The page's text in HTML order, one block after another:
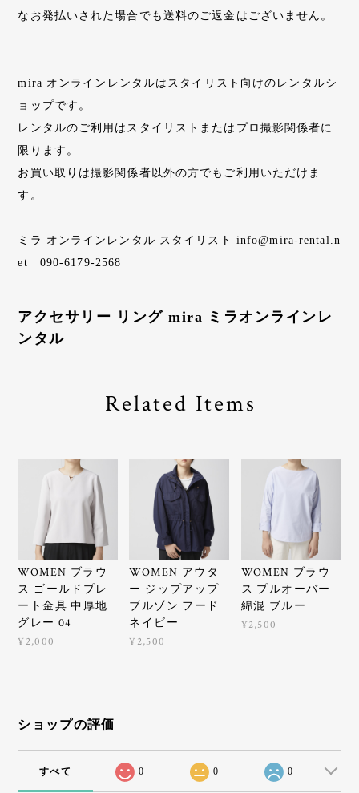
なお発払いされた場合でも送料のご返金はございません。
mira オンラインレンタルはスタイリスト向けのレンタルシ
ョップです。
レンタルのご利用はスタイリストまたはプロ撮影関係者に
限ります。
お買い取りは撮影関係者以外の方でもご利用いただけま
す。
ミラ オンラインレンタル スタイリスト info@mira-rental.n
et 090-6179-2568
アクセサリー リング mira ミラオンラインレ
ンタル
Related Items
WOMEN ブラウ
ス ゴールドプレ
ート金具 中厚地
グレー 04
¥2,000
WOMEN アウタ
ー ジップアップ
ブルゾン フード
ネイビー
¥2,500
WOMEN ブラウ
ス プルオーバー
綿混 ブルー
¥2,500
ショップの評価
すべて 0 0 0